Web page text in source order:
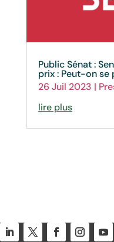
Public Sénat :
prix : Peut-on se
26 Juil 2023 |
lire plus